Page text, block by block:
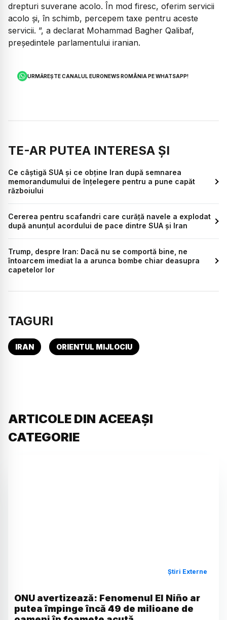
drepturi suverane acolo. În mod firesc, oferim servicii
acolo și, în schimb, percepem taxe pentru aceste
servicii. ”, a declarat Mohammad Bagher Qalibaf,
președintele parlamentului iranian.
URMĂREȘTE CANALUL EURONEWS ROMÂNIA PE WHATSAPP!
TE-AR PUTEA INTERESA ȘI
Ce câștigă SUA și ce obține Iran după semnarea
memorandumului de înțelegere pentru a pune capăt
războiului
Cererea pentru scafandri care curăță navele a explodat
după anunțul acordului de pace dintre SUA și Iran
Trump, despre Iran: Dacă nu se comportă bine, ne
întoarcem imediat la a arunca bombe chiar deasupra
capetelor lor
TAGURI
IRAN ORIENTUL MIJLOCIU
ARTICOLE DIN ACEEAȘI
CATEGORIE
Știri Externe
ONU avertizează: Fenomenul El Niño ar
putea împinge încă 49 de milioane de